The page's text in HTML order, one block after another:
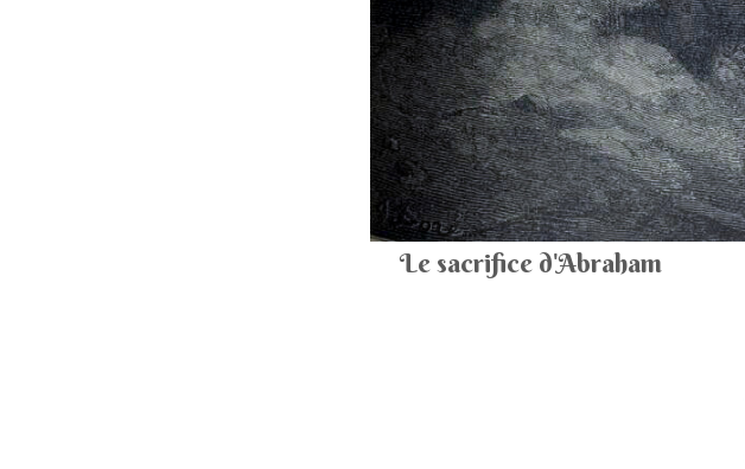
Le sacrifice d'Abraham